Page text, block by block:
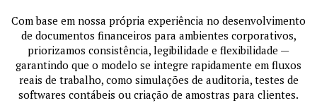
Com base em nossa própria experiência no desenvolvimento
de documentos financeiros para ambientes corporativos,
priorizamos consistência, legibilidade e flexibilidade —
garantindo que o modelo se integre rapidamente em fluxos
reais de trabalho, como simulações de auditoria, testes de
softwares contábeis ou criação de amostras para clientes.